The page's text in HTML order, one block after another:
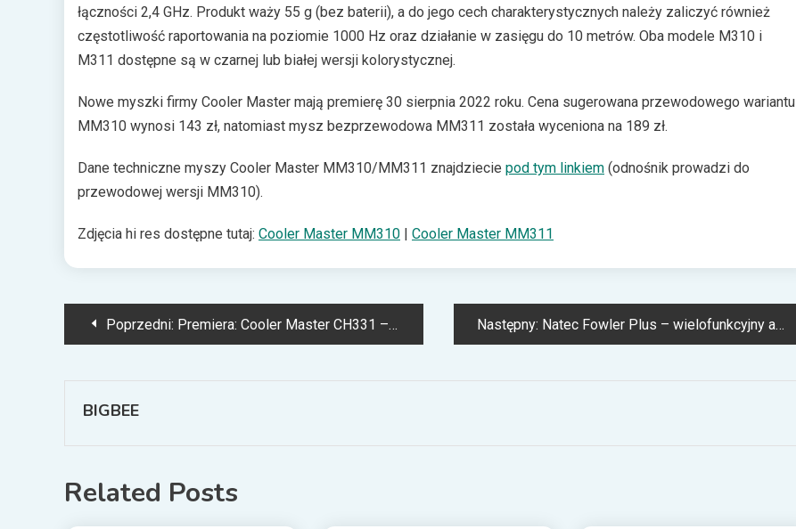
łączności 2,4 GHz. Produkt waży 55 g (bez baterii), a do jego cech charakterystycznych należy zaliczyć również
częstotliwość raportowania na poziomie 1000 Hz oraz działanie w zasięgu do 10 metrów. Oba modele M310 i
M311 dostępne są w czarnej lub białej wersji kolorystycznej.
Nowe myszki firmy Cooler Master mają premierę 30 sierpnia 2022 roku. Cena sugerowana przewodowego wariantu
MM310 wynosi 143 zł, natomiast mysz bezprzewodowa MM311 została wyceniona na 189 zł.
Dane techniczne myszy Cooler Master MM310/MM311 znajdziecie pod tym linkiem (odnośnik prowadzi do
przewodowej wersji MM310).
Zdjęcia hi res dostępne tutaj: Cooler Master MM310 | Cooler Master MM311
Nawigacja
Poprzedni: Premiera: Cooler Master CH331 – kompletny gamingowy headset Następny: Natec Fowler Plus – wielofunkcyjny adapter USB-C z ośmioma portami rozszerzeń
BIGBEE
Related Posts